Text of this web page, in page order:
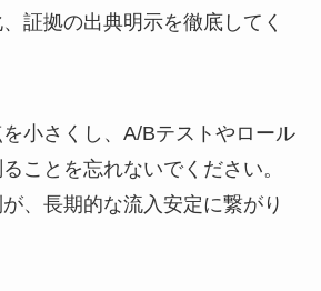
証拠の出典明示を徹底してく
小さくし、A/Bテストやロール
ことを忘れないでください。
、長期的な流入安定に繋がり